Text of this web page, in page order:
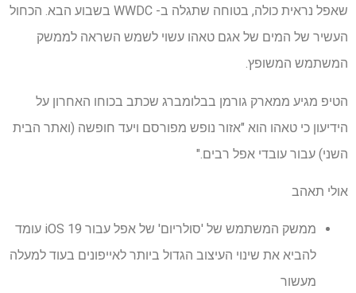
שאפל נראית כולה, בטוחה שתגלה ב- WWDC בשבוע הבא. הכחול
העשיר של המים של אגם טאהו עשוי לשמש השראה לממשק
המשתמש המשופץ.
הטיפ מגיע ממארק גורמן בבלומברג שכתב בכוחו האחרון על
הידיעון כי טאהו הוא "אזור נופש מפורסם ויעד חופשה (ואתר הבית
השני) עבור עובדי אפל רבים."
אולי תאהב
ממשק המשתמש של 'סולריום' של אפל עבור iOS 19 עומד
להביא את שינוי העיצוב הגדול ביותר לאייפונים בעוד למעלה
מעשור